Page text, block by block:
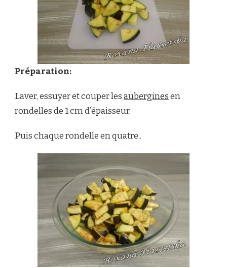
Préparation:
Laver, essuyer et couper lesauberginesen
rondelles de 1 cm d’épaisseur.
Puis chaque rondelle en quatre..